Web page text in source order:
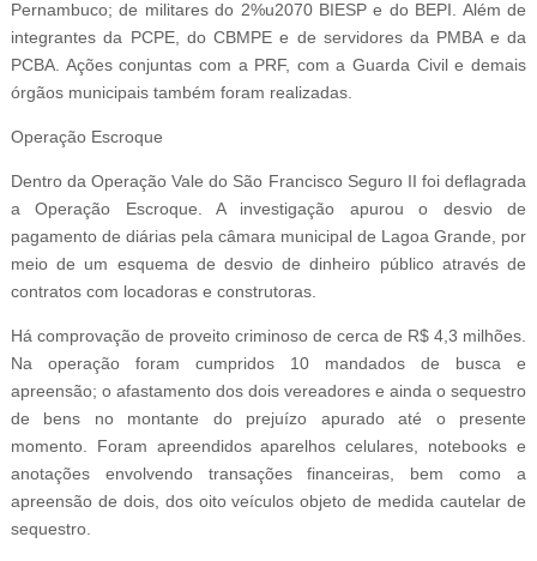
Pernambuco; de militares do 2%u2070 BIESP e do BEPI. Além de
integrantes da PCPE, do CBMPE e de servidores da PMBA e da
PCBA. Ações conjuntas com a PRF, com a Guarda Civil e demais
órgãos municipais também foram realizadas.
Operação Escroque
Dentro da Operação Vale do São Francisco Seguro II foi deflagrada
a Operação Escroque. A investigação apurou o desvio de
pagamento de diárias pela câmara municipal de Lagoa Grande, por
meio de um esquema de desvio de dinheiro público através de
contratos com locadoras e construtoras.
Há comprovação de proveito criminoso de cerca de R$ 4,3 milhões.
Na operação foram cumpridos 10 mandados de busca e
apreensão; o afastamento dos dois vereadores e ainda o sequestro
de bens no montante do prejuízo apurado até o presente
momento. Foram apreendidos aparelhos celulares, notebooks e
anotações envolvendo transações financeiras, bem como a
apreensão de dois, dos oito veículos objeto de medida cautelar de
sequestro.